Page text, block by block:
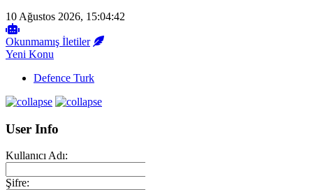
10 Ağustos 2026, 15:04:42
Okunmamış İletiler
Yeni Konu
Defence Turk
User Info
Kullanıcı Adı:
Şifre: